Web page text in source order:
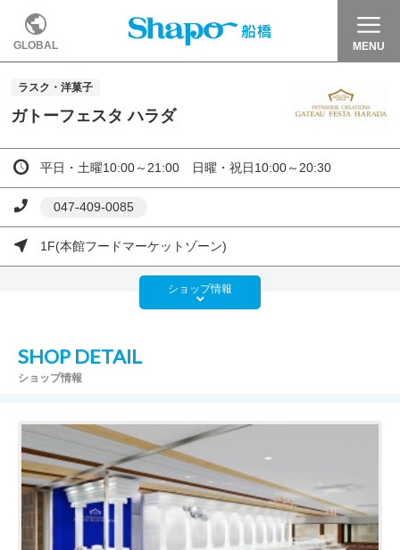
GLOBAL MENU
ラスク・洋菓子
ガトーフェスタ ハラダ
平日・土曜10:00～21:00 日曜・祝日10:00～20:30
047-409-0085
1F(本館フードマーケットゾーン)
ショップ情報
SHOP DETAIL
ショップ情報